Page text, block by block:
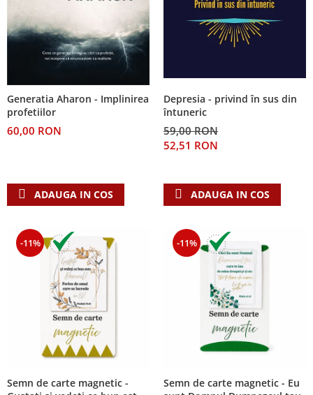
Suferinta
Viata din belsug
Viata de zi cu zi
Despre afaceri
Dezvoltare personala
Generatia Aharon - Implinirea
profetiilor
60,00 RON
ADAUGA IN COS
Depresia - privind în sus din
întuneric
59,00 RON
52,51 RON
ADAUGA IN COS
-11%
Semn de carte magnetic -
-11%
Semn de carte magnetic - Eu